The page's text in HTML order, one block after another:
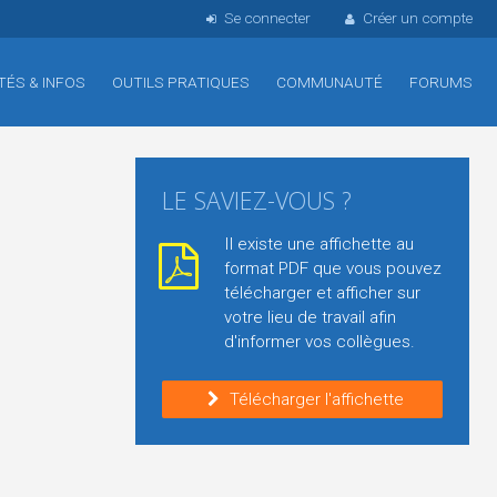
Se connecter Créer un compte
& INFOS OUTILS PRATIQUES COMMUNAUTÉ FORUMS
LE SAVIEZ-VOUS ?
Il existe une affichette au
format PDF que vous pouvez
télécharger et afficher sur
votre lieu de travail afin
d'informer vos collègues.
Télécharger l'affichette